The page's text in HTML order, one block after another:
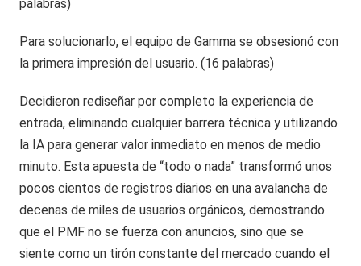
palabras)
Para solucionarlo, el equipo de Gamma se obsesionó con
la primera impresión del usuario. (16 palabras)
Decidieron rediseñar por completo la experiencia de
entrada, eliminando cualquier barrera técnica y utilizando
la IA para generar valor inmediato en menos de medio
minuto. Esta apuesta de “todo o nada” transformó unos
pocos cientos de registros diarios en una avalancha de
decenas de miles de usuarios orgánicos, demostrando
que el PMF no se fuerza con anuncios, sino que se
siente como un tirón constante del mercado cuando el